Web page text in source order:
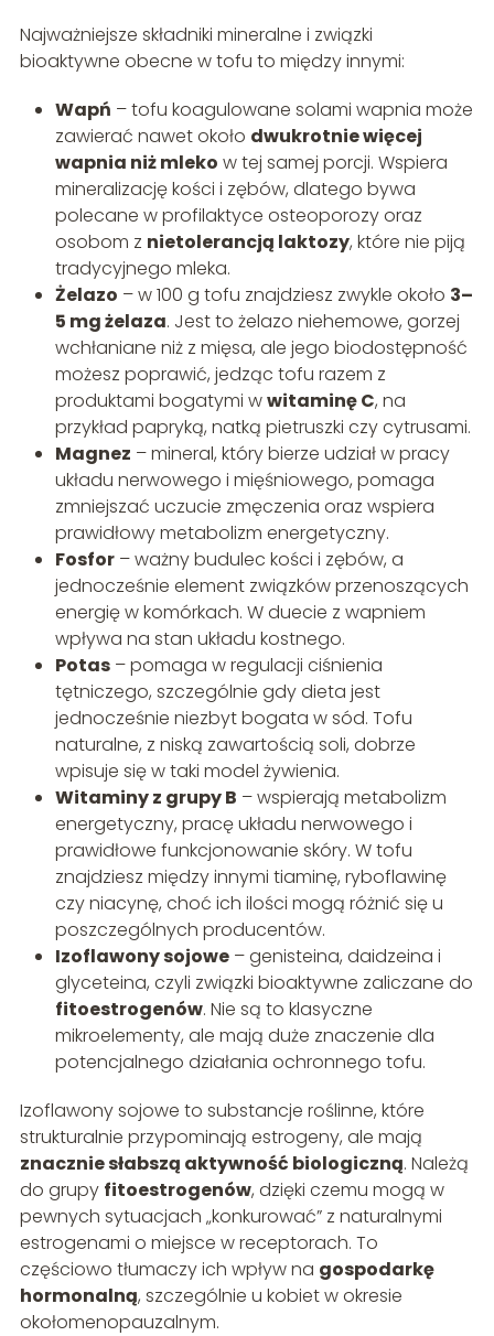
Najważniejsze składniki mineralne i związki
bioaktywne obecne w tofu to między innymi:
Wapń – tofu koagulowane solami wapnia może
zawierać nawet około dwukrotnie więcej
wapnia niż mleko w tej samej porcji. Wspiera
mineralizację kości i zębów, dlatego bywa
polecane w profilaktyce osteoporozy oraz
osobom z nietolerancją laktozy, które nie piją
tradycyjnego mleka.
Żelazo – w 100 g tofu znajdziesz zwykle około 3–
5 mg żelaza. Jest to żelazo niehemowe, gorzej
wchłaniane niż z mięsa, ale jego biodostępność
możesz poprawić, jedząc tofu razem z
produktami bogatymi wwitaminę C, na
przykład papryką, natką pietruszki czy cytrusami.
Magnez – mineral, który bierze udział w pracy
układu nerwowego i mięśniowego, pomaga
zmniejszać uczucie zmęczenia oraz wspiera
prawidłowy metabolizm energetyczny.
Fosfor– ważny budulec kości i zębów, a
jednocześnie element związków przenoszących
energię w komórkach. W duecie z wapniem
wpływa na stan układu kostnego.
Potas– pomaga w regulacji ciśnienia
tętniczego, szczególnie gdy dieta jest
jednocześnie niezbyt bogata w sód. Tofu
naturalne, z niską zawartością soli, dobrze
wpisuje się w taki model żywienia.
Witaminy z grupy B – wspierają metabolizm
energetyczny, pracę układu nerwowego i
prawidłowe funkcjonowanie skóry. W tofu
znajdziesz między innymi tiaminę, ryboflawinę
czy niacynę, choć ich ilości mogą różnić się u
poszczególnych producentów.
Izoflawony sojowe– genisteina, daidzeina i
glyceteina, czyli związki bioaktywne zaliczane do
fitoestrogenów. Nie są to klasyczne
mikroelementy, ale mają duże znaczenie dla
potencjalnego działania ochronnego tofu.
Izoflawony sojowe to substancje roślinne, które
strukturalnie przypominają estrogeny, ale mają
znacznie słabszą aktywność biologiczną. Należą
do grupy fitoestrogenów, dzięki czemu mogą w
pewnych sytuacjach „konkurować” z naturalnymi
estrogenami o miejsce w receptorach. To
częściowo tłumaczy ich wpływ na gospodarkę
hormonalną, szczególnie u kobiet w okresie
okołomenopauzalnym.